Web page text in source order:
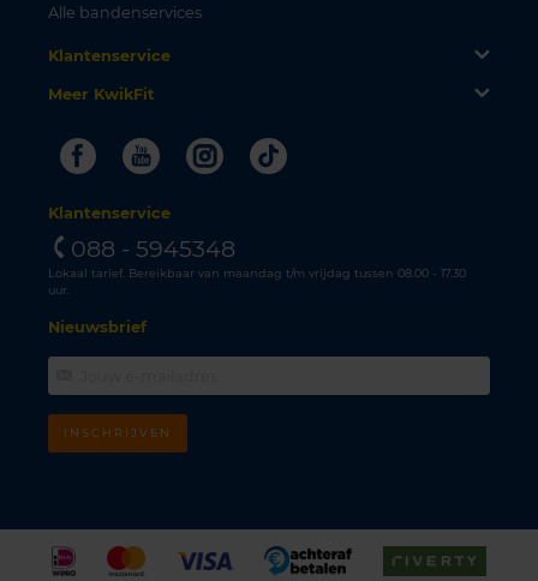
Alle bandenservices
Klantenservice
Meer KwikFit
FacebookYoutubeInstagram
Tiktok
Klantenservice
088 - 5945348
Lokaal tarief. Bereikbaar van maandag t/m vrijdag tussen 08.00 - 17.30
uur.
Nieuwsbrief
INSCHRIJVEN